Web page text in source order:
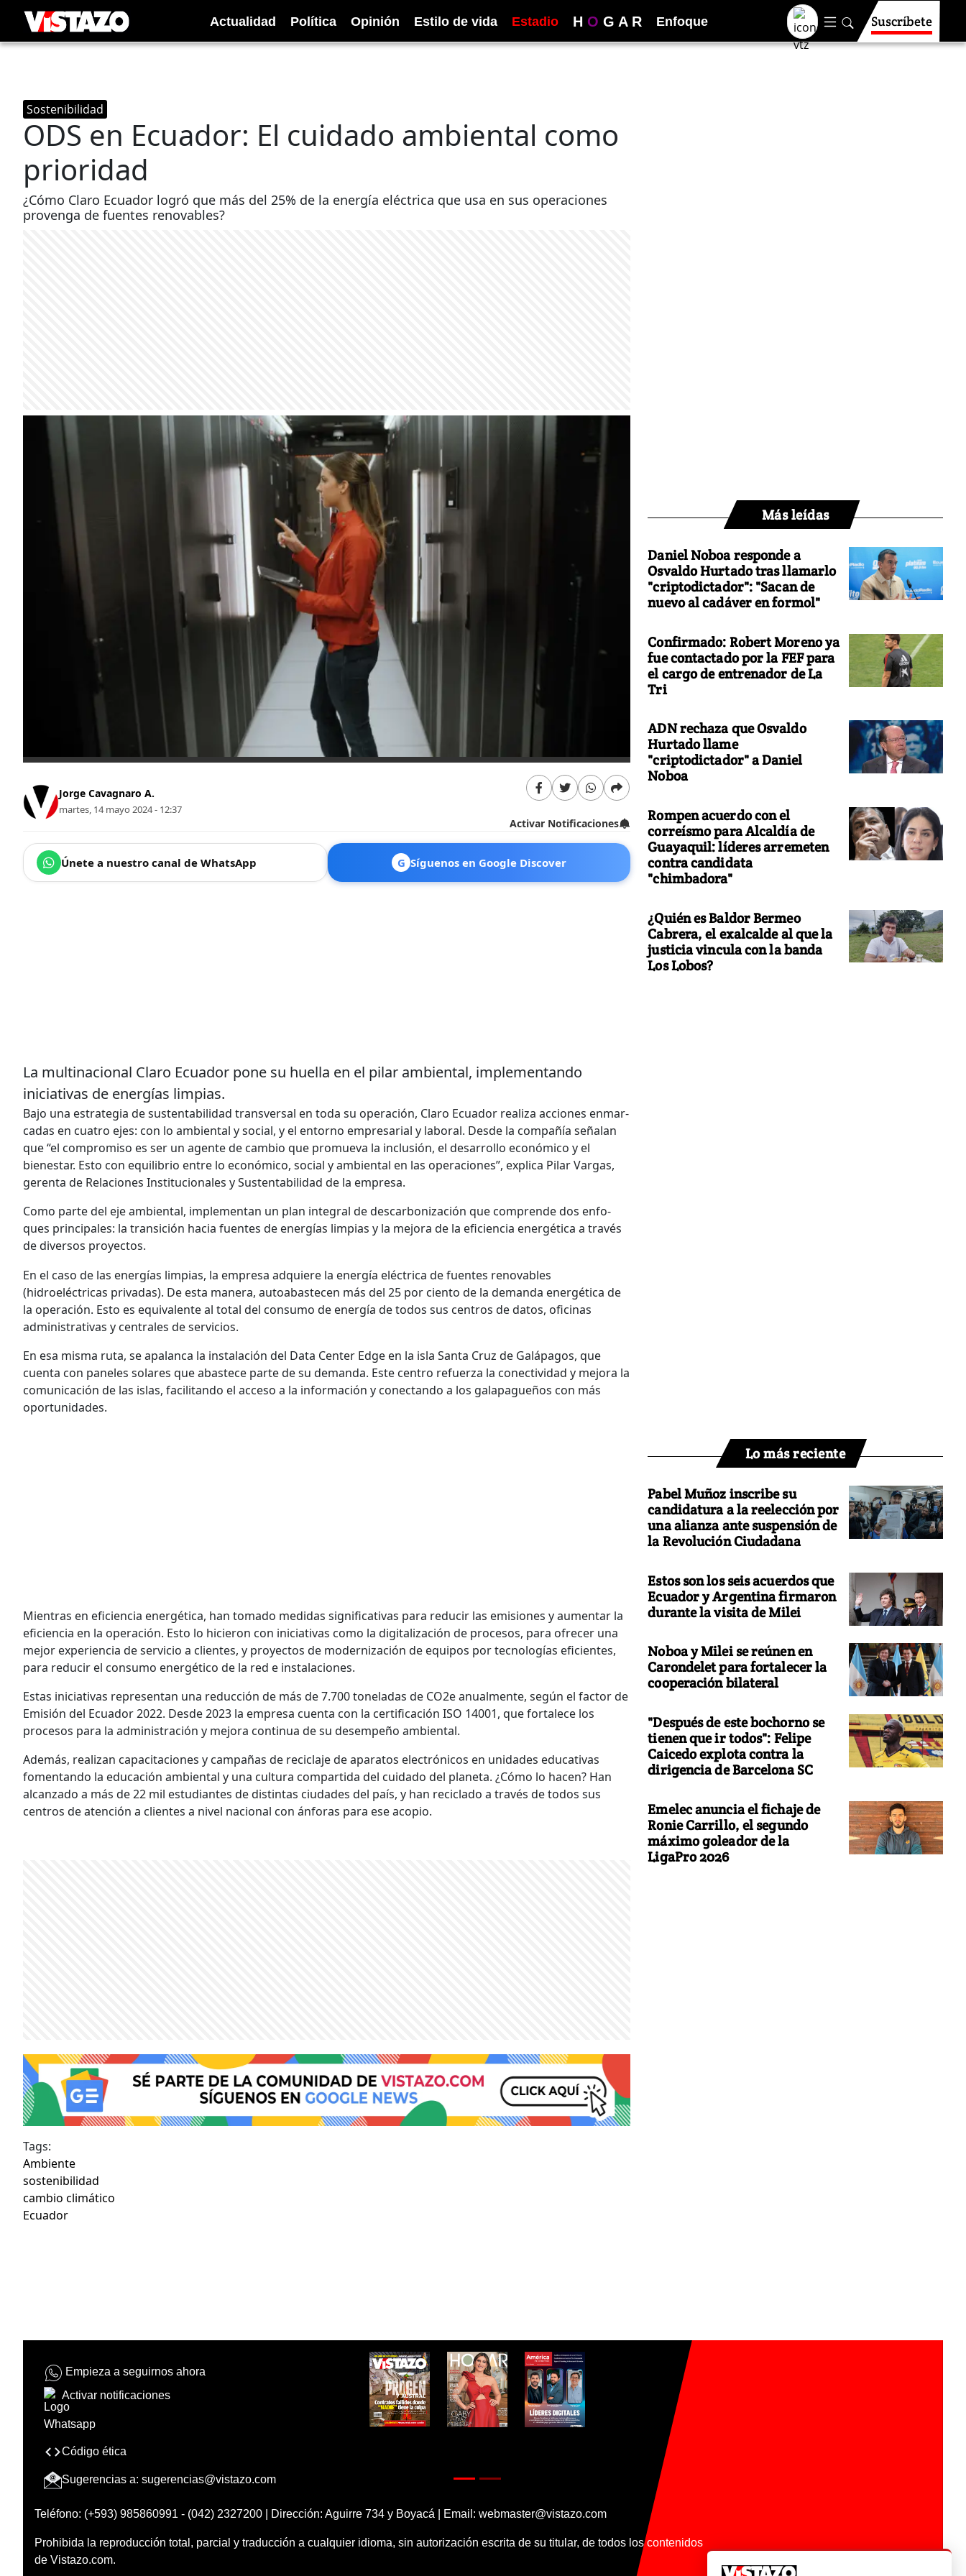
Actualidad Política Opinión Estilo de vida Estadio H O G A R Enfoque Suscríbete
Sostenibilidad
ODS en Ecuador: El cuidado ambiental como
prioridad
¿Cómo Claro Ecuador logró que más del 25% de la energía eléctrica que usa en sus operaciones
provenga de fuentes renovables?
Jorge Cavagnaro A.
martes, 14 mayo 2024 - 12:37
Activar Notificaciones
Únete a nuestro canal de WhatsApp G Síguenos en Google Discover
La multinacional Claro Ecuador pone su huella en el pilar ambiental, implementando
iniciativas de energías limpias.
Bajo una estrategia de sustentabi­lidad transversal en toda su operación, Claro Ecuador realiza acciones enmar­
cadas en cuatro ejes: con lo ambiental y social, y el entorno empresarial y laboral. Desde la compañía señalan
que “el com­promiso es ser un agente de cambio que promueva la inclusión, el desarrollo eco­nómico y el
bienestar. Esto con equilibrio entre lo económico, social y ambiental en las operaciones”, explica Pilar Vargas,
gerenta de Relaciones Institucionales y Sustentabilidad de la empresa.
Como parte del eje ambiental, im­plementan un plan integral de descar­bonización que comprende dos enfo­
ques principales: la transición hacia fuentes de energías limpias y la mejora de la eficiencia energética a través
de diversos proyectos.
En el caso de las energías limpias, la empresa adquiere la energía eléctrica de fuentes renovables
(hidroeléctricas privadas). De esta manera, autoabastecen más del 25 por ciento de la demanda energética de
la operación. Esto es equivalente al total del consumo de energía de todos sus centros de datos, oficinas
administrativas y centrales de servicios.
En esa misma ruta, se apalanca la instalación del Data Center Edge en la isla Santa Cruz de Galápagos, que
cuenta con paneles solares que abastece parte de su demanda. Este centro refuerza la conectividad y mejora la
comunicación de las islas, facilitando el acceso a la información y conectando a los galapagueños con más
oportunidades.
Mientras en eficiencia energética, han tomado medidas significativas para reducir las emisiones y aumentar la
eficiencia en la operación. Esto lo hicieron con iniciativas como la digitalización de procesos, para ofrecer una
mejor experiencia de servicio a clientes, y proyectos de modernización de equipos por tecnologías eficientes,
para reducir el consumo energético de la red e instalaciones.
Estas iniciativas representan una reducción de más de 7.700 toneladas de CO2e anualmente, según el factor de
Emisión del Ecuador 2022. Desde 2023 la empresa cuenta con la certificación ISO 14001, que fortalece los
procesos para la administración y mejora continua de su desempeño ambiental.
Además, realizan capacitaciones y campañas de reciclaje de aparatos electrónicos en unidades educativas
fomentando la educación ambiental y una cultura compartida del cuidado del planeta. ¿Cómo lo hacen? Han
alcanzado a más de 22 mil estudiantes de distintas ciudades del país, y han reciclado a través de todos sus
centros de atención a clientes a nivel nacional con ánforas para ese acopio.
Tags:
Ambiente
sostenibilidad
cambio climático
Ecuador
Más leídas
Daniel Noboa responde a
Osvaldo Hurtado tras llamarlo
"criptodictador": "Sacan de
nuevo al cadáver en formol"
Confirmado: Robert Moreno ya
fue contactado por la FEF para
el cargo de entrenador de La
Tri
ADN rechaza que Osvaldo
Hurtado llame
"criptodictador" a Daniel
Noboa
Rompen acuerdo con el
correísmo para Alcaldía de
Guayaquil: líderes arremeten
contra candidata
"chimbadora"
¿Quién es Baldor Bermeo
Cabrera, el exalcalde al que la
justicia vincula con la banda
Los Lobos?
Lo más reciente
Pabel Muñoz inscribe su
candidatura a la reelección por
una alianza ante suspensión de
la Revolución Ciudadana
Estos son los seis acuerdos que
Ecuador y Argentina firmaron
durante la visita de Milei
Noboa y Milei se reúnen en
Carondelet para fortalecer la
cooperación bilateral
"Después de este bochorno se
tienen que ir todos": Felipe
Caicedo explota contra la
dirigencia de Barcelona SC
Emelec anuncia el fichaje de
Ronie Carrillo, el segundo
máximo goleador de la
LigaPro 2026
Empieza a seguirnos ahora
Activar notificaciones
Código ética
Sugerencias a: sugerencias@vistazo.com
Teléfono: (+593) 985860991 - (042) 2327200 | Dirección: Aguirre 734 y Boyacá | Email: webmaster@vistazo.com
Prohibida la reproducción total, parcial y traducción a cualquier idioma, sin autorización escrita de su titular, de todos los contenidos
de Vistazo.com.